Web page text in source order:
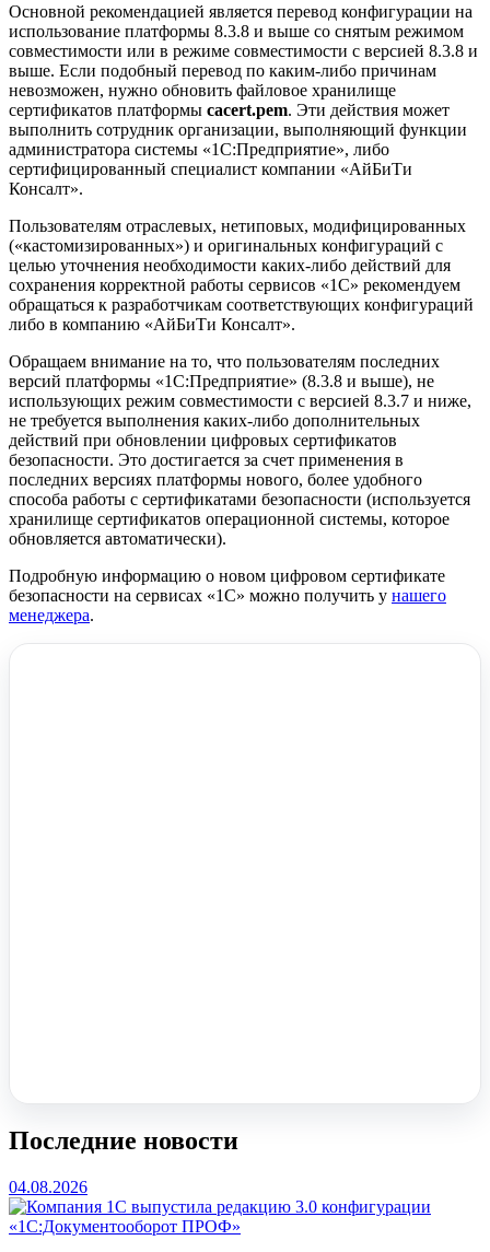
Основной рекомендацией является перевод конфигурации на
использование платформы 8.3.8 и выше со снятым режимом
совместимости или в режиме совместимости с версией 8.3.8 и
выше. Если подобный перевод по каким-либо причинам
невозможен, нужно обновить файловое хранилище
сертификатов платформы cacert.pem. Эти действия может
выполнить сотрудник организации, выполняющий функции
администратора системы «1С:Предприятие», либо
сертифицированный специалист компании «АйБиТи
Консалт».
Пользователям отраслевых, нетиповых, модифицированных
(«кастомизированных») и оригинальных конфигураций с
целью уточнения необходимости каких-либо действий для
сохранения корректной работы сервисов «1С» рекомендуем
обращаться к разработчикам соответствующих конфигураций
либо в компанию «АйБиТи Консалт».
Обращаем внимание на то, что пользователям последних
версий платформы «1С:Предприятие» (8.3.8 и выше), не
использующих режим совместимости с версией 8.3.7 и ниже,
не требуется выполнения каких-либо дополнительных
действий при обновлении цифровых сертификатов
безопасности. Это достигается за счет применения в
последних версиях платформы нового, более удобного
способа работы с сертификатами безопасности (используется
хранилище сертификатов операционной системы, которое
обновляется автоматически).
Подробную информацию о новом цифровом сертификате
безопасности на сервисах «1С» можно получить у нашего
менеджера.
Последние новости
04.08.2026